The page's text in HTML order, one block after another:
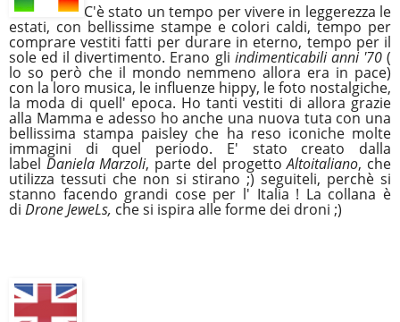
C'è stato un tempo per vivere in leggerezza le
estati, con bellissime stampe e colori caldi, tempo per
comprare vestiti fatti per durare in eterno, tempo per il
sole ed il divertimento. Erano gli indimenticabili anni '70(
lo so però che il mondo nemmeno allora era in pace)
con la loro musica, le influenze hippy, le foto nostalgiche,
la moda di quell' epoca. Ho tanti vestiti di allora grazie
alla Mamma e adesso ho anche una nuova tuta con una
bellissima stampa paisley che ha reso iconiche molte
immagini di quel periodo. E' stato creato dalla
label Daniela Marzoli, parte del progettoAltoitaliano, che
utilizza tessuti che non si stirano ;) seguiteli, perchè si
stanno facendo grandi cose per l' Italia ! La collana è
di Drone JeweLs, che si ispira alle forme dei droni ;)